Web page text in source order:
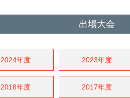
出場大会
2024年度 2023年度
2018年度 2017年度